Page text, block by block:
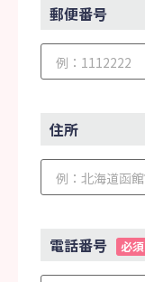
郵便番号
住所
電話番号 必須